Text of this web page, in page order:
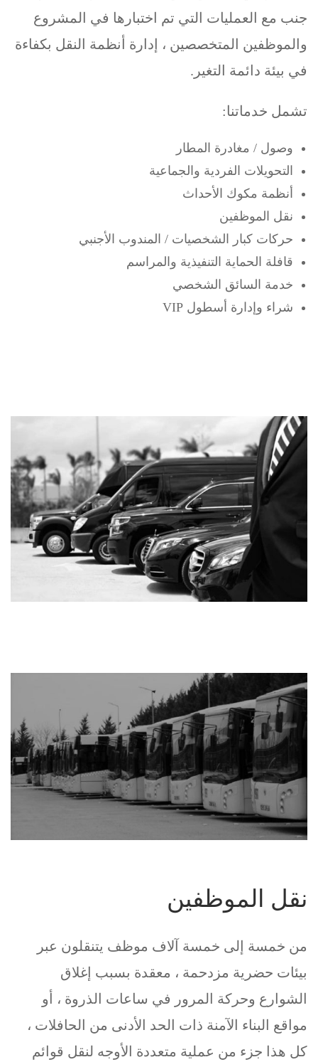
جنب مع العمليات التي تم اختبارها في المشروع
والموظفين المتخصصين ، إدارة أنظمة النقل بكفاءة
في بيئة دائمة التغير.
تشمل خدماتنا:
وصول / مغادرة المطار
التحويلات الفردية والجماعية
أنظمة مكوك الأحداث
نقل الموظفين
حركات كبار الشخصيات / المندوب الأجنبي
قافلة الحماية التنفيذية والمراسم
خدمة السائق الشخصي
شراء وإدارة أسطول VIP
نقل الموظفين
من خمسة إلى خمسة آلاف موظف يتنقلون عبر
بيئات حضرية مزدحمة ، معقدة بسبب إغلاق
الشوارع وحركة المرور في ساعات الذروة ، أو
مواقع البناء الآمنة ذات الحد الأدنى من الحافلات ،
كل هذا جزء من عملية متعددة الأوجه لنقل قوائم